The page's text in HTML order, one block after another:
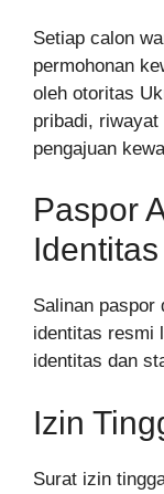
Setiap calon
permohonan
oleh otoritas
pribadi,
pengajuan
Paspor
Salinan paspor
identitas resmi
identitas dan
Izin
Surat izin